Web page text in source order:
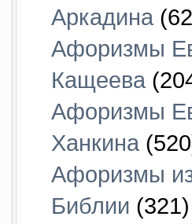
Аркадина
Афоризмы
Кащеева
Афоризмы
Ханкина
Афоризмы
Библии (321)